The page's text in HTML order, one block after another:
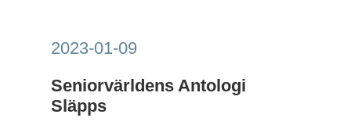
2023-01-09
Seniorvärldens Antologi
Släpps